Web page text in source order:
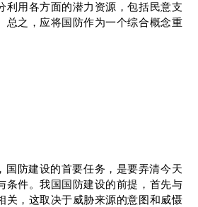
利用各方面的潜力资源，包括民意支
总之，应将国防作为一个综合概念重
国防建设的首要任务，是要弄清今天
条件。我国国防建设的前提，首先与
关，这取决于威胁来源的意图和威慑